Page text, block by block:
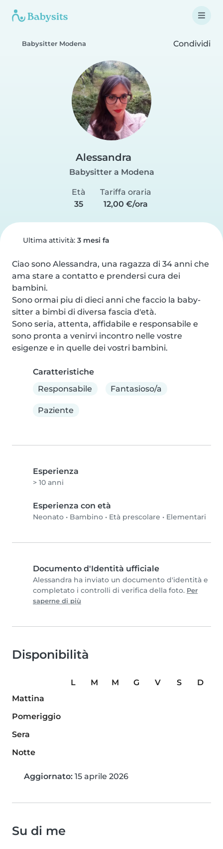
Babysitter Modena Condividi
Alessandra
Babysitter a Modena
Età
35
Tariffa oraria
12,00 €/ora
Ultima attività: 3 mesi fa
Ciao sono Alessandra, una ragazza di 34 anni che
ama stare a contatto e prendersi cura dei
bambini.
Sono ormai piu di dieci anni che faccio la baby-
sitter a bimbi di diversa fascia d'età.
Sono seria, attenta, affidabile e responsabile e
sono pronta a venirvi incontro nelle vostre
esigenze e in quelle dei vostri bambini.
Caratteristiche
Responsabile
Fantasioso/a
Paziente
Esperienza
> 10 anni
Esperienza con età
Neonato • Bambino • Età prescolare • Elementari
Documento d'Identità ufficiale
Alessandra ha inviato un documento d'identità e
completato i controlli di verifica della foto. Per
saperne di più
Disponibilità
L M M G V S
D
Mattina
Pomeriggio
Sera
Notte
Aggiornato: 15 aprile 2026
Su di me